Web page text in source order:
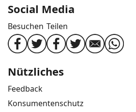
Social Media
Besuchen Teilen
Nützliches
Feedback
Konsumentenschutz